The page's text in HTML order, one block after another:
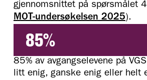
gjennomsnittet på spørsmålet
MOT-undersøkelsen 2025).
85%
85% av avgangselevene på
litt enig, ganske enig eller helt